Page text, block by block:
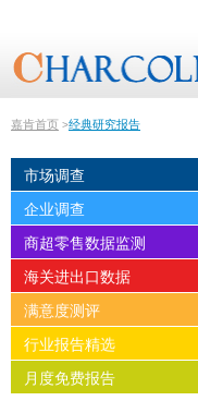
嘉肯首页 >经典研究报告
市场调查
企业调查
商超零售数据监测
海关进出口数据
满意度测评
行业报告精选
月度免费报告